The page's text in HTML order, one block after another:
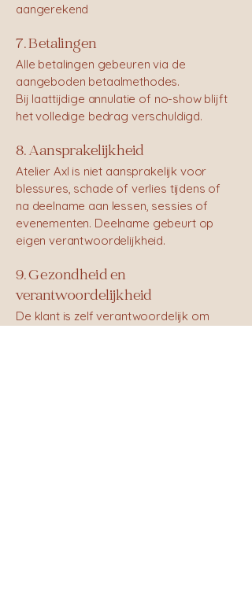
aangerekend
7. Betalingen
Alle betalingen gebeuren via de
aangeboden betaalmethodes.
Bij laattijdige annulatie of no-show blijft
het volledige bedrag verschuldigd.
8. Aansprakelijkheid
Atelier Axl is niet aansprakelijk voor
blessures, schade of verlies tijdens of
na deelname aan lessen, sessies of
evenementen. Deelname gebeurt op
eigen verantwoordelijkheid.
9. Gezondheid en
verantwoordelijkheid
De klant is zelf verantwoordelijk om